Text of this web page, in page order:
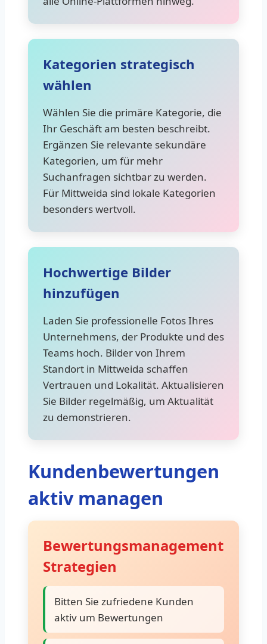
Kategorien strategisch
wählen
Wählen Sie die primäre Kategorie, die
Ihr Geschäft am besten beschreibt.
Ergänzen Sie relevante sekundäre
Kategorien, um für mehr
Suchanfragen sichtbar zu werden.
Für Mittweida sind lokale Kategorien
besonders wertvoll.
Hochwertige Bilder
hinzufügen
Laden Sie professionelle Fotos Ihres
Unternehmens, der Produkte und des
Teams hoch. Bilder von Ihrem
Standort in Mittweida schaffen
Vertrauen und Lokalität. Aktualisieren
Sie Bilder regelmäßig, um Aktualität
zu demonstrieren.
Kundenbewertungen
aktiv managen
Bewertungsmanagement
Strategien
Bitten Sie zufriedene Kunden
aktiv um Bewertungen